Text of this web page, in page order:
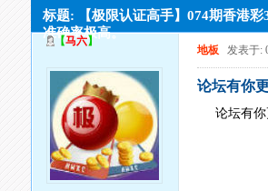
标题: 【极限认证高手】074期香港
准确率极高。
【马六】
地板 发表于:
论坛有你
论坛有